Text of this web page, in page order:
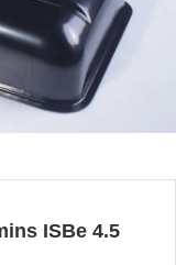
ISBe 4.5